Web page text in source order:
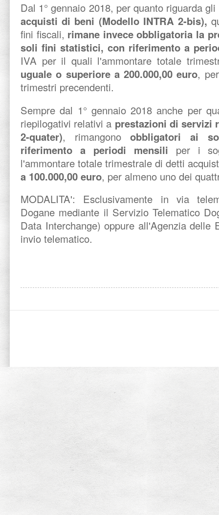
Dal 1° gennaio 2018, per quanto riguarda
acquisti di beni (Modello INTRA 2-bis),
fini fiscali, rimane invece obbligatoria la
soli fini statistici, con riferimento a
IVA per il quali l'ammontare totale
uguale o superiore a 200.000,00 euro,
trimestri precendenti.
Sempre dal 1° gennaio 2018 anche per
riepilogativi relativi a prestazioni di servizi
2-quater), rimangonoobbligatori ai
riferimento a periodi mensili per i
l'ammontare totale trimestrale di detti
a 100.000,00 euro, per almeno uno dei
MODALITA': Esclusivamente in via
Dogane mediante il Servizio Telematico
Data Interchange) oppure all'Agenzia delle
invio telematico.